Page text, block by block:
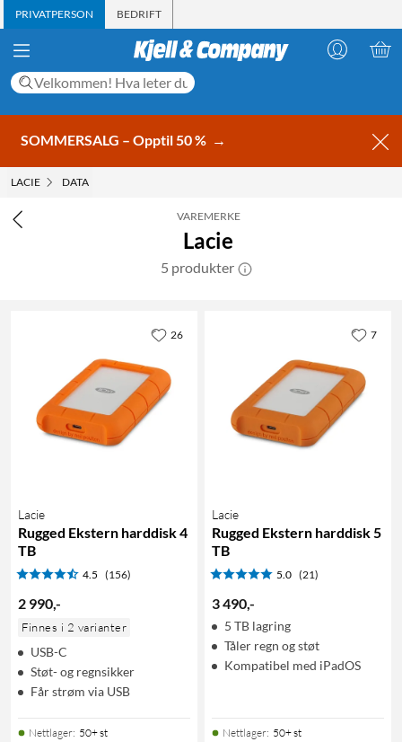
PRIVATPERSON BEDRIFT
SOMMERSALG – Opptil 50 % →
LACIE DATA
VAREMERKE
Lacie
5 produkter
Lacie
Rugged Ekstern harddisk 4
TB
4.5 (156)
2 990,-
Finnes i 2 varianter
USB-C
Støt- og regnsikker
Får strøm via USB
Nettlager: 50+ st
26
Lacie
Rugged Ekstern harddisk 5
TB
5.0 (21)
3 490,-
5 TB lagring
Tåler regn og støt
Kompatibel med iPadOS
Nettlager: 50+ st
7